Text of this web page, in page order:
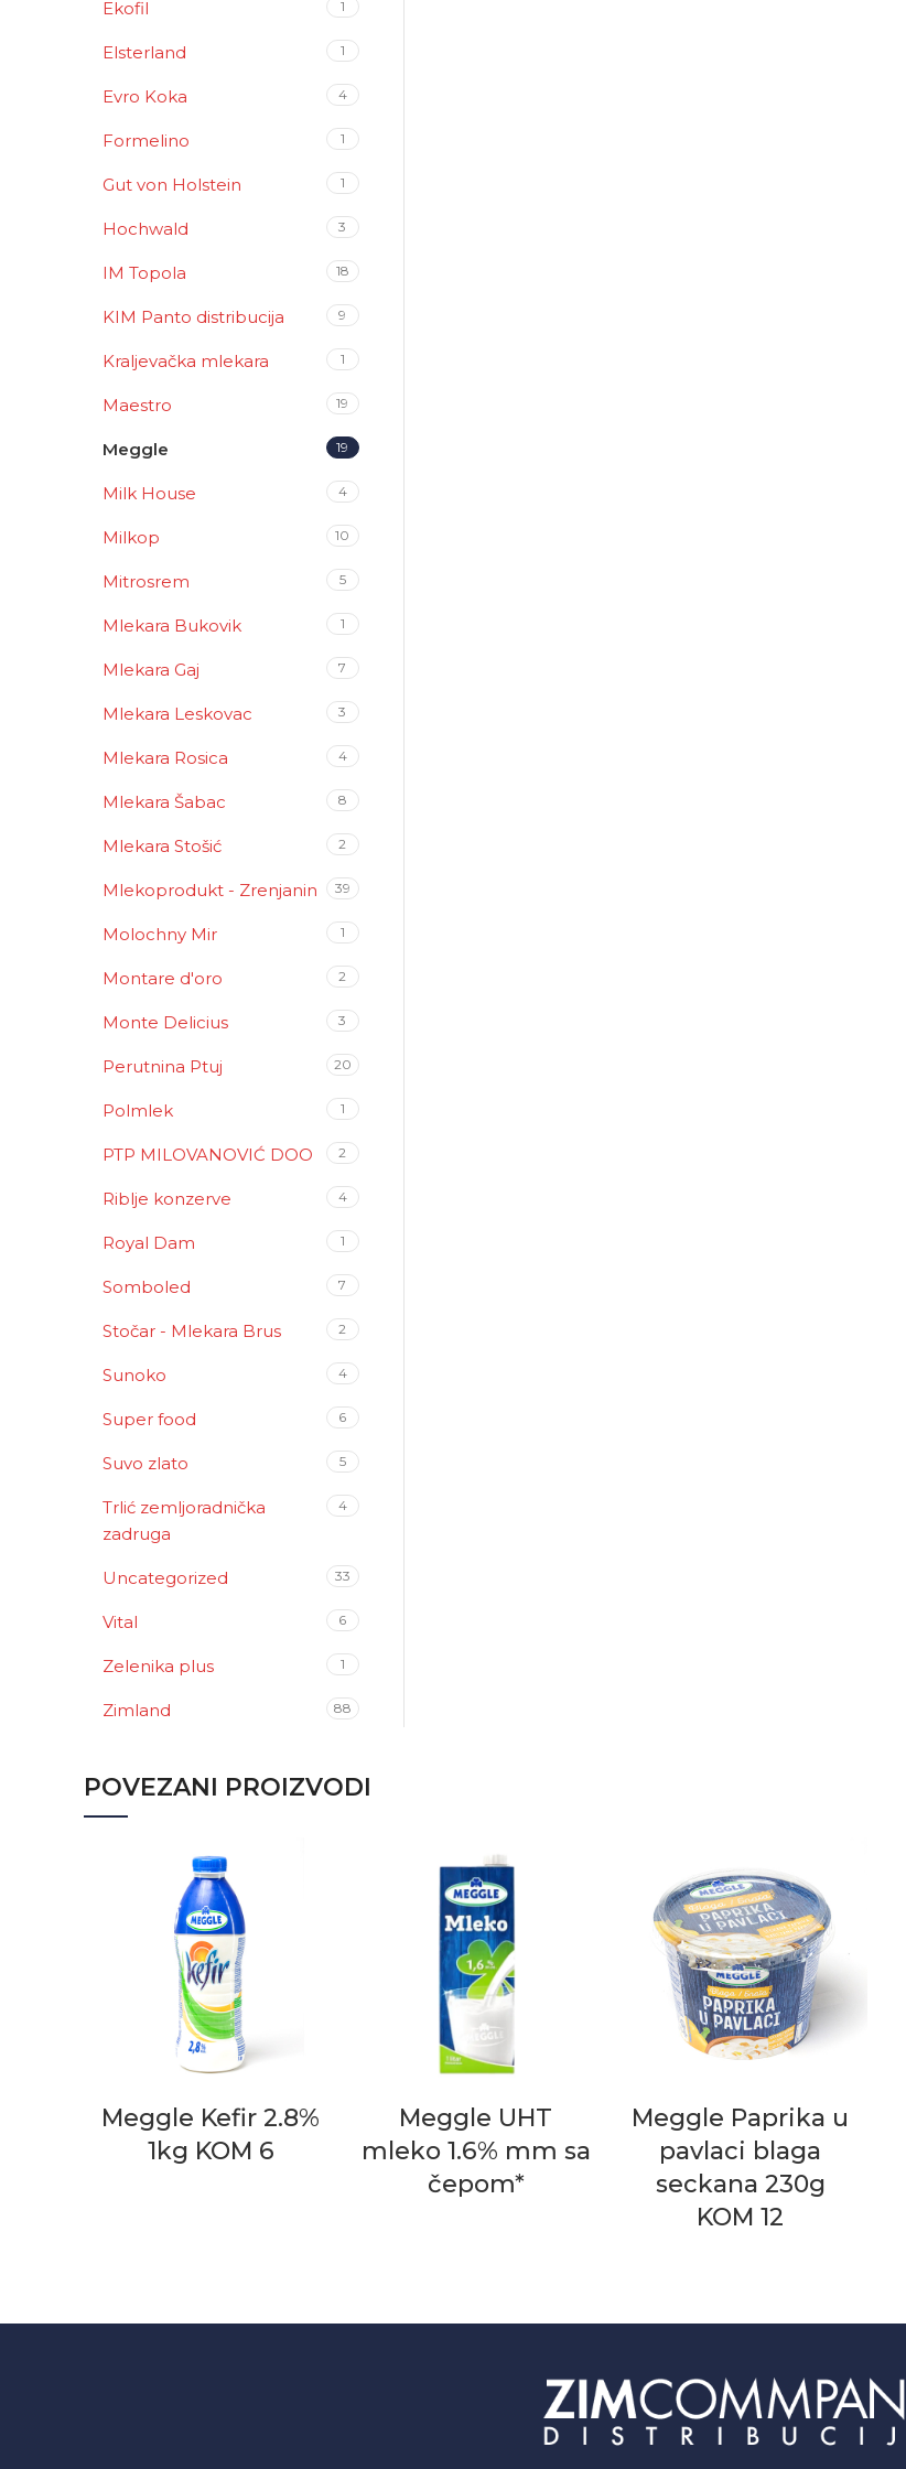
Ekofil 1
Elsterland 1
Evro Koka 4
Formelino 1
Gut von Holstein 1
Hochwald 3
IM Topola 18
KIM Panto distribucija 9
Kraljevačka mlekara 1
Maestro 19
Meggle 19
Milk House 4
Milkop 10
Mitrosrem 5
Mlekara Bukovik 1
Mlekara Gaj 7
Mlekara Leskovac 3
Mlekara Rosica 4
Mlekara Šabac 8
Mlekara Stošić 2
Mlekoprodukt - Zrenjanin 39
Molochny Mir 1
Montare d'oro 2
Monte Delicius 3
Perutnina Ptuj 20
Polmlek 1
PTP MILOVANOVIĆ DOO 2
Riblje konzerve 4
Royal Dam 1
Somboled 7
Stočar - Mlekara Brus 2
Sunoko 4
Super food 6
Suvo zlato 5
Trlić zemljoradnička
zadruga
4
Uncategorized 33
Vital 6
Zelenika plus 1
Zimland 88
POVEZANI PROIZVODI
Meggle Kefir 2.8%
1kg KOM 6
Meggle UHT
mleko 1.6% mm sa
čepom*
Meggle Paprika u
pavlaci blaga
seckana 230g
KOM 12